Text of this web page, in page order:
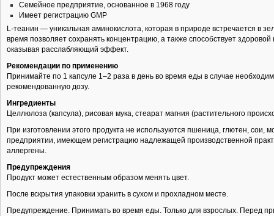
Семейное предприятие, основанное в 1968 году
Имеет регистрацию GMP
L-теанин — уникальная аминокислота, которая в природе встречается в
время позволяет сохранять концентрацию, а также способствует
оказывая расслабляющий эффект.
Рекомендации по применению
Принимайте по 1 капсуле 1–2 раза в день во время еды в случае
рекомендованную дозу.
Ингредиенты
Целлюлоза (капсула), рисовая мука, стеарат магния (растительного
При изготовлении этого продукта не используются пшеница, глютен,
предприятии, имеющем регистрацию надлежащей производственной
аллергены.
Предупреждения
Продукт может естественным образом менять цвет.
После вскрытия упаковки хранить в сухом и прохладном месте.
Предупреждение. Принимать во время еды. Только для взрослых. Перед